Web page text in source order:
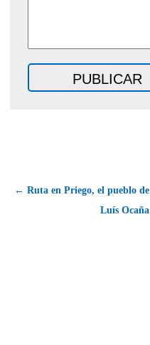
← Ruta en Priego, el pueblo de
Luís Ocaña